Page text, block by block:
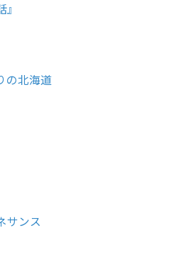
の北海道
サンス